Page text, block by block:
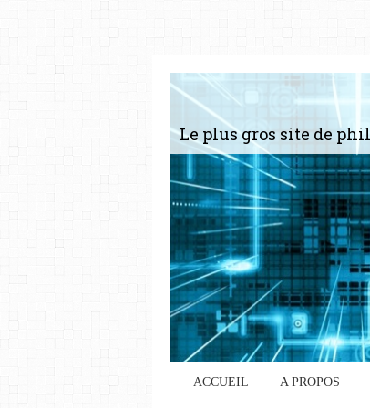
ACCUEIL A PROPOS